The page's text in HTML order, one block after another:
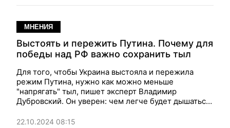
МНЕНИЯ
Выстоять и пережить Путина. Почему для
победы над РФ важно сохранить тыл
Для того, чтобы Украина выстояла и пережила
режим Путина, нужно как можно меньше
"напрягать" тыл, пишет эксперт Владимир
Дубровский. Он уверен: чем легче будет дышаться
необходимые элементы мобилизации — тем
22.10.2024 08:15